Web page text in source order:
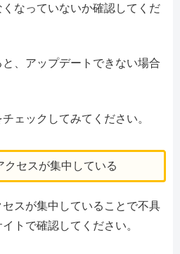
なっていないか確認してくだ
、アップデートできない場合
ェックしてみてください。
セスが集中している
スが集中していることで不具
トで確認してください。